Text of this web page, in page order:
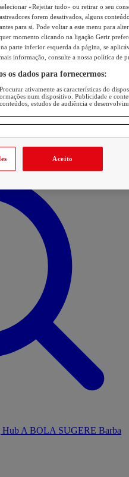
Hub A BOLA SUGERE Barba
«Rejeitar tudo» ou retirar o seu
forem desativados, alguns
para si. Pode voltar a este menu para
momento clicando na ligação Gerir
parte inferior esquerda da página, se
informação, consulte a nossa política de
os dados para fornecermos:
ativamente as características do
num dispositivo. Publicidade e
estudos de audiência e
Aceito